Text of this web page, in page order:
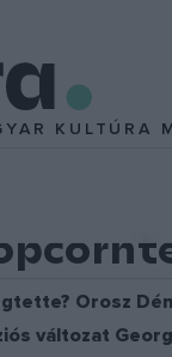
KULTÚRA
Orosz
változat